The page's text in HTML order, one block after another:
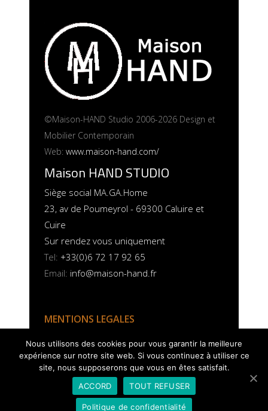
©Maison-HAND Studio 2006-2026 Design et
Mobilier Contemporain
Web: www.maison-hand.com/
Maison HAND STUDIO
Siège social MA.GA.Home
23, av de Poumeyrol - 69300 Caluire et
Cuire
Sur rendez vous uniquement
Tel: +33(0)6 72 17 92 65
Email: info@maison-hand.fr
MENTIONS LEGALES
Nous utilisons des cookies pour vous garantir la meilleure
expérience sur notre site web. Si vous continuez à utiliser ce
site, nous supposerons que vous en êtes satisfait.
ACCORD
TOUT REFUSER
Politique de confidentialité